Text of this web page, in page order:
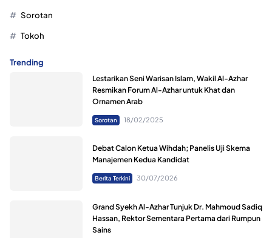
Sorotan
Tokoh
Trending
Lestarikan Seni Warisan Islam, Wakil Al-Azhar
Resmikan Forum Al-Azhar untuk Khat dan
Ornamen Arab
Sorotan 18/02/2025
Debat Calon Ketua Wihdah; Panelis Uji Skema
Manajemen Kedua Kandidat
Berita Terkini 30/07/2026
Grand Syekh Al-Azhar Tunjuk Dr. Mahmoud Sadiq
Hassan, Rektor Sementara Pertama dari Rumpun
Sains